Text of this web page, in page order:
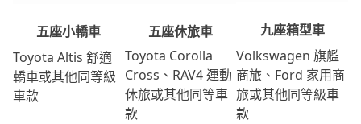
五座小轎車
Toyota Altis 舒適
轎車或其他同等級
車款
五座休旅車
Toyota Corolla
Cross、RAV4 運動
休旅或其他同等車
款
九座箱型車
Volkswagen 旗艦
商旅、Ford 家用商
旅或其他同等級車
款